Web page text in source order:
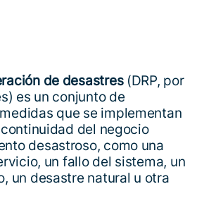
de desastres(DRP, por
es un conjunto de
que se implementan
del negocio
desastroso, como una
un fallo del sistema, un
un desastre natural u otra